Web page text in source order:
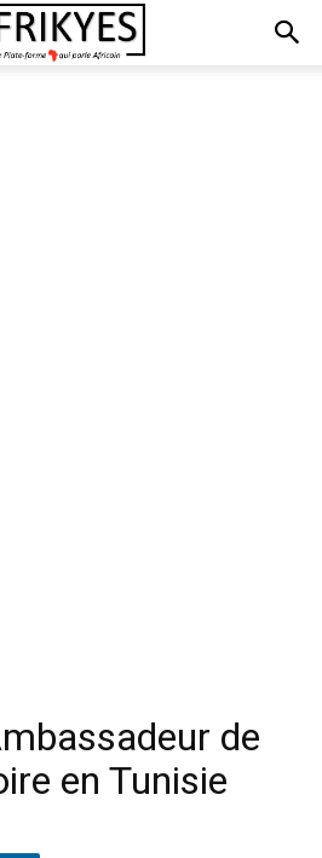
de
en Tunisie